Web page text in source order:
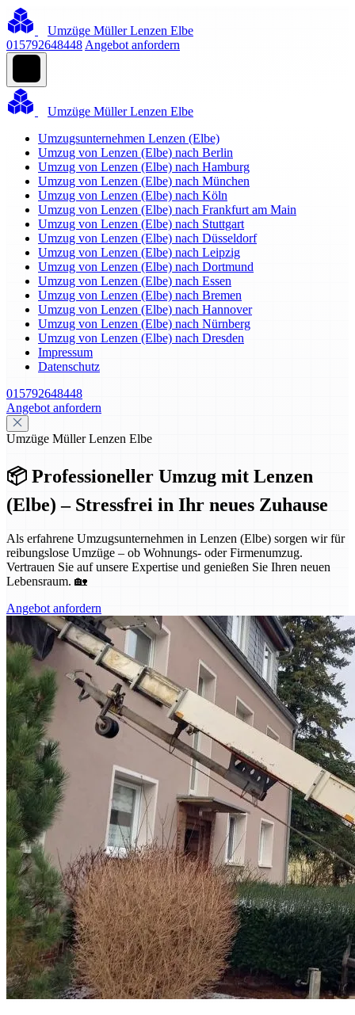
Umzüge Müller Lenzen Elbe
015792648448 Angebot anfordern
Umzüge Müller Lenzen Elbe
Umzugsunternehmen Lenzen (Elbe)
Umzug von Lenzen (Elbe) nach Berlin
Umzug von Lenzen (Elbe) nach Hamburg
Umzug von Lenzen (Elbe) nach München
Umzug von Lenzen (Elbe) nach Köln
Umzug von Lenzen (Elbe) nach Frankfurt am Main
Umzug von Lenzen (Elbe) nach Stuttgart
Umzug von Lenzen (Elbe) nach Düsseldorf
Umzug von Lenzen (Elbe) nach Leipzig
Umzug von Lenzen (Elbe) nach Dortmund
Umzug von Lenzen (Elbe) nach Essen
Umzug von Lenzen (Elbe) nach Bremen
Umzug von Lenzen (Elbe) nach Hannover
Umzug von Lenzen (Elbe) nach Nürnberg
Umzug von Lenzen (Elbe) nach Dresden
Impressum
Datenschutz
015792648448
Angebot anfordern
Umzüge Müller Lenzen Elbe
📦 Professioneller Umzug mit Lenzen
(Elbe) – Stressfrei in Ihr neues Zuhause
Als erfahrene Umzugsunternehmen in Lenzen (Elbe) sorgen wir für
reibungslose Umzüge – ob Wohnungs- oder Firmenumzug.
Vertrauen Sie auf unsere Expertise und genießen Sie Ihren neuen
Lebensraum. 🏡
Angebot anfordern